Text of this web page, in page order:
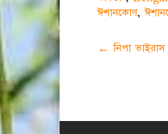
ঈশানকোণ,
Post
← নিপা